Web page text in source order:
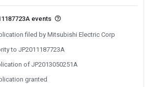
events
filed by Mitsubishi Electric Corp
to JP2011187723A
of JP2013050251A
granted